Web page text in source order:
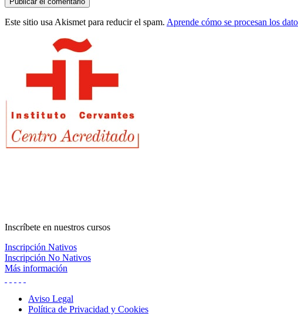
Este sitio usa Akismet para reducir el spam. Aprende cómo se procesan los
principal
Inscríbete en nuestros cursos
Inscripción Nativos
Inscripción No Nativos
Más información
Aviso Legal
Política de Privacidad y Cookies